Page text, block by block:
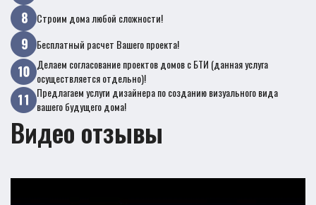
Строим дома любой сложности!
Бесплатный расчет Вашего проекта!
Делаем согласование проектов домов с БТИ (данная услуга
осуществляется отдельно)!
Предлагаем услуги дизайнера по созданию визуального вида
вашего будущего дома!
Видео отзывы